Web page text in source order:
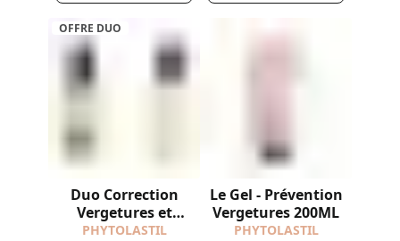
OFFRE DUO
Duo Correction
Vergetures et
Nutrition
PHYTOLASTIL
Le Gel - Prévention
Vergetures 200ML
PHYTOLASTIL